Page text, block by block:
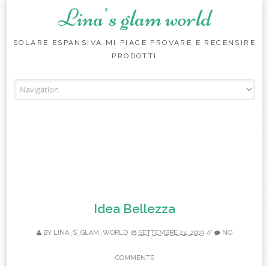
Lina's glam world
SOLARE ESPANSIVA MI PIACE PROVARE E RECENSIRE
PRODOTTI
Idea Bellezza
BY LINA_S_GLAM_WORLD SETTEMBRE 24, 2019 // NO
COMMENTS